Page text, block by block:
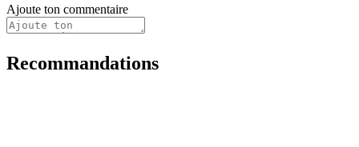
Ajoute ton commentaire
Recommandations